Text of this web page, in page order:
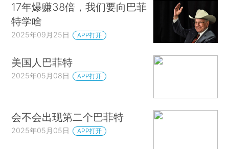
17年爆赚38倍，我们要向巴菲
特学啥
2025年09月25日 APP打开
美国人巴菲特
2025年05月08日 APP打开
会不会出现第二个巴菲特
2025年05月05日 APP打开